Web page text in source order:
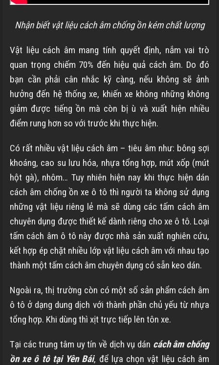
Nhận biết vật liệu cách âm chống ồn kém chất lượng
Vật liệu cách âm mang tính quyết định, nắm vai trò
quan trọng chiếm 70% đến hiệu quả cách âm. Do đó
bạn cần phải cân nhắc kỹ càng, nếu không sẽ ảnh
hưởng đến hệ thống xe, khiến xe không những không
giảm được tiếng ồn mà còn bị ù và xuất hiện nhiều
điểm rung hơn so với trước khi thực hiện.
Có rất nhiều vật liệu cách âm – tiêu âm như: bông sợi
khoáng, cao su lưu hóa, nhựa tổng hợp, mút xốp (mút
hột gà), nhôm… Tuy nhiên hiện nay khi thực hiện dán
cách âm chống ồn xe ô tô thì người ta không sử dụng
những vật liệu riêng lẻ mà sẽ dùng các tấm cách âm
chuyên dụng được thiết kế dành riêng cho xe ô tô. Loại
tấm cách âm ô tô này được nhà sản xuất nghiên cứu,
kết hợp ép chặt nhiều lớp vật liệu cách âm với nhau tạo
thành một tấm cách âm chuyên dụng có sẵn keo dán.
Ngoài ra, thị trường còn có một số sản phẩm cách âm
ô tô ở dạng dung dịch với thành phần chủ yếu từ nhựa
tổng hợp. Khi dùng thì xịt trực tiếp lên tôn xe.
Tại các trung tâm uy tín về dịch vụ dán cách âm chống
ồn xe ô tô tại Yên Bái, để lựa chọn vật liệu cách âm